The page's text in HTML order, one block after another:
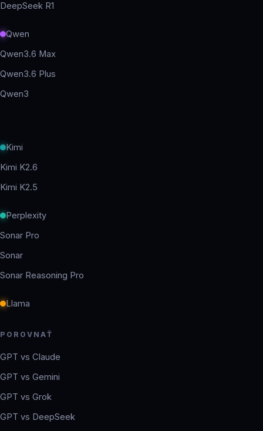
DeepSeek R1
Qwen
Qwen3.6 Max
Qwen3.6 Plus
Qwen3
Kimi
Kimi K2.6
Kimi K2.5
Perplexity
Sonar Pro
Sonar
Sonar Reasoning Pro
Llama
POROVNAŤ
GPT vs Claude
GPT vs Gemini
GPT vs Grok
GPT vs DeepSeek